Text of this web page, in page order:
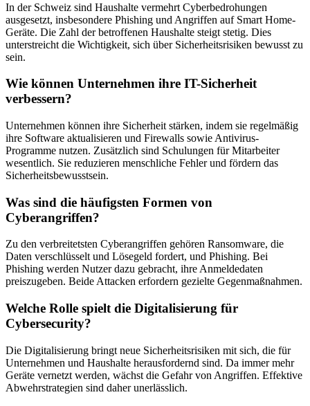
In der Schweiz sind Haushalte vermehrt Cyberbedrohungen
ausgesetzt, insbesondere Phishing und Angriffen auf Smart Home-
Geräte. Die Zahl der betroffenen Haushalte steigt stetig. Dies
unterstreicht die Wichtigkeit, sich über Sicherheitsrisiken bewusst zu
sein.
Wie können Unternehmen ihre IT-Sicherheit
verbessern?
Unternehmen können ihre Sicherheit stärken, indem sie regelmäßig
ihre Software aktualisieren und Firewalls sowie Antivirus-
Programme nutzen. Zusätzlich sind Schulungen für Mitarbeiter
wesentlich. Sie reduzieren menschliche Fehler und fördern das
Sicherheitsbewusstsein.
Was sind die häufigsten Formen von
Cyberangriffen?
Zu den verbreitetsten Cyberangriffen gehören Ransomware, die
Daten verschlüsselt und Lösegeld fordert, und Phishing. Bei
Phishing werden Nutzer dazu gebracht, ihre Anmeldedaten
preiszugeben. Beide Attacken erfordern gezielte Gegenmaßnahmen.
Welche Rolle spielt die Digitalisierung für
Cybersecurity?
Die Digitalisierung bringt neue Sicherheitsrisiken mit sich, die für
Unternehmen und Haushalte herausfordernd sind. Da immer mehr
Geräte vernetzt werden, wächst die Gefahr von Angriffen. Effektive
Abwehrstrategien sind daher unerlässlich.